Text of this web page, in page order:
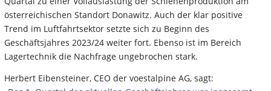
österreichischen Standort Donawitz. Auch der klar positive
Trend im Luftfahrtsektor setzte sich zu Beginn des
Geschäftsjahres 2023/24 weiter fort. Ebenso ist im Bereich
Lagertechnik die Nachfrage ungebrochen stark.
Herbert Eibensteiner, CEO der voestalpine AG, sagt: